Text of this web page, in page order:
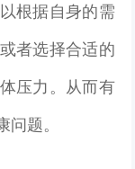
根据自身的需
者选择合适的
压力。从而有
题。